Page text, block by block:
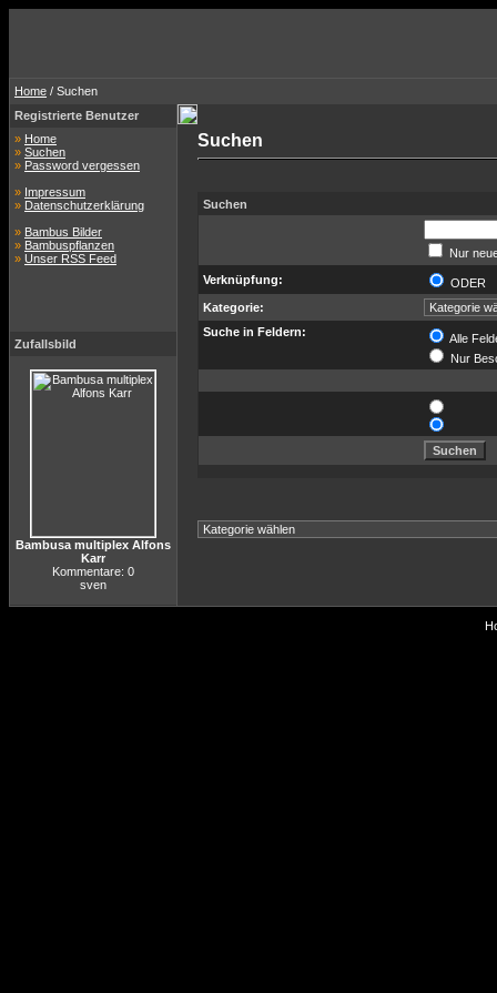
Home / Suchen
Registrierte Benutzer
» Home
» Suchen
» Password vergessen
» Impressum
» Datenschutzerklärung
» Bambus Bilder
» Bambuspflanzen
» Unser RSS Feed
Zufallsbild
Bambusa multiplex Alfons
Karr
Kommentare: 0
sven
Suchen
Suchen
Nur
Verknüpfung:
ODER
Kategorie:
Suche in Feldern:
Alle
Nur